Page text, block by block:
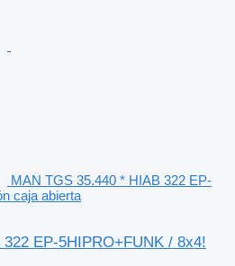
MAN TGS 35.440 * HIAB 322 EP-
caja abierta
EP-5HIPRO+FUNK / 8x4!